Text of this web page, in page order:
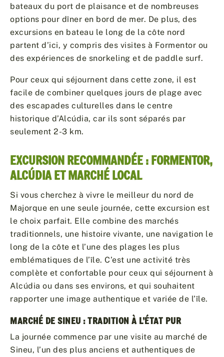
bateaux du port de plaisance et de nombreuses
options pour dîner en bord de mer. De plus, des
excursions en bateau le long de la côte nord
partent d’ici, y compris des visites à Formentor ou
des expériences de snorkeling et de paddle surf.
Pour ceux qui séjournent dans cette zone, il est
facile de combiner quelques jours de plage avec
des escapades culturelles dans le centre
historique d’Alcúdia, car ils sont séparés par
seulement 2-3 km.
EXCURSION RECOMMANDÉE : FORMENTOR,
ALCÚDIA ET MARCHÉ LOCAL
Si vous cherchez à vivre le meilleur du nord de
Majorque en une seule journée, cette excursion est
le choix parfait. Elle combine des marchés
traditionnels, une histoire vivante, une navigation le
long de la côte et l’une des plages les plus
emblématiques de l’île. C’est une activité très
complète et confortable pour ceux qui séjournent à
Alcúdia ou dans ses environs, et qui souhaitent
rapporter une image authentique et variée de l’île.
MARCHÉ DE SINEU : TRADITION À L’ÉTAT PUR
La journée commence par une visite au marché de
Sineu, l’un des plus anciens et authentiques de